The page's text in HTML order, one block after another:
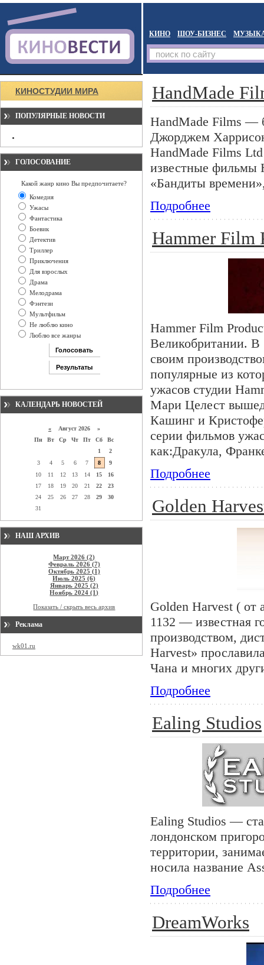
КИНО ШОУ-БИЗНЕС
КИНОСТУДИИ МИРА
ПОПУЛЯРНЫЕ НОВОСТИ
ГОЛОСОВАНИЕ
Какой жанр кино Вы предпочитаете?
Комедия
Ужасы
Фантастика
Боевик
Детектив
Триллер
Приключения
Для взрослых
Драма
Мелодрама
Фэнтези
Мультфильм
Не люблю кино
Люблю все жанры
КАЛЕНДАРЬ НОВОСТЕЙ
« Август 2026 »
Пн
Вт Ср Чт Пт Сб
Вс
1
2
3
4 5 6 7 8
9
10
11 12 13 14 15
16
17
18 19 20 21 22
23
24
25 26 27 28 29
30
31
НАШ АРХИВ
Март 2026 (2)
Февраль 2026 (7)
Октябрь 2025 (1)
Июль 2025 (6)
Январь 2025 (2)
Ноябрь 2024 (1)
Показать / скрыть весь архив
Реклама
wk01.ru
HandMade
HandMade Films —
Джорджем
HandMade Films
известные фильмы
«Бандиты
Подробнее
Hammer Film
Hammer Film
Великобритании. В
своим
популярные из
ужасов студии
Мари Целест
Кашинг и
серии фильмов
как:Дракула,
Подробнее
Golden
Golden Harvest ( от
1132 — известная
производством,
Harvest»
Чана и многих
Подробнее
Ealing Studios
Ealing Studios —
лондонском
территории,
носила название
Подробнее
DreamWorks